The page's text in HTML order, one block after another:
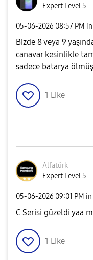
Expert Level 5
‎05-06-2026 08:57 PM in
Bizde 8 veya 9
canavar kesinlikle
sadece batarya
1 Like
Alfatürk
Expert Level 5
‎05-06-2026 09:01 PM in
C Serisi güzeldi yaa
1 Like